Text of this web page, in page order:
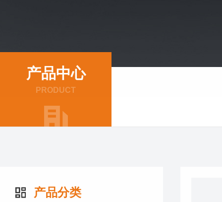
产品中心
PRODUCT
产品分类